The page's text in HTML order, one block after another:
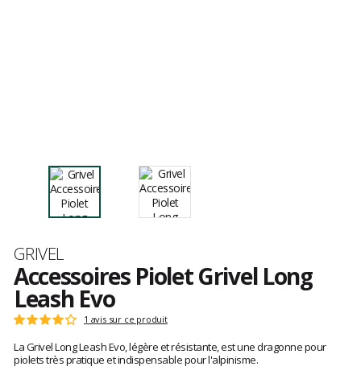
Marque
GRIVEL
Accessoires Piolet Grivel Long
Leash Evo
Les
clients
Note
:
4
sur
1 avis sur ce produit
La Grivel Long Leash Evo, légère et résistante, est une dragonne pour
piolets très pratique et indispensable pour l'alpinisme.